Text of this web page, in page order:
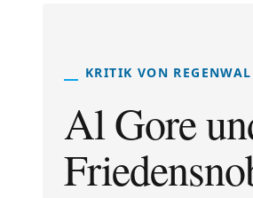
KRITIK VON
Al Gore